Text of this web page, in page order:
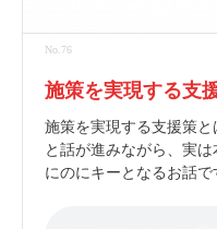
No.76
施策を実現する支
施策を実現する支援策
と話が進みながら、実
にのにキーとなるお話で